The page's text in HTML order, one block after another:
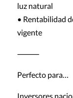
luz natural
• Rentabilidad
vigente
⸻
Perfecto para…
Inversores